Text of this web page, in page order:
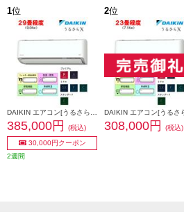
1位
385,000円
(税込)
30,000円クーポン
2週間
2位
308,000円 (税込)